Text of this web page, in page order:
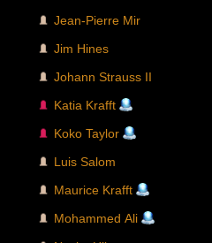
Jean-Pierre Mir
Jim Hines
Johann Strauss II
Katia Krafft
Koko Taylor
Luis Salom
Maurice Krafft
Mohammed Ali